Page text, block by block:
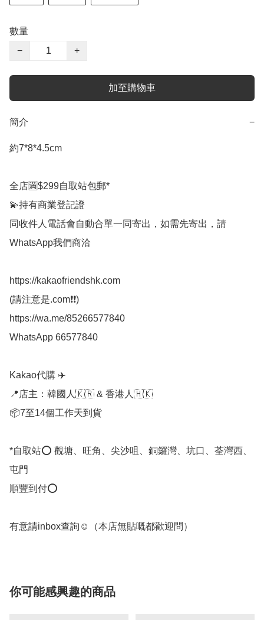
數量
−
+
加至購物車
簡介 −
約7*8*4.5cm
全店🈵$299自取站包郵*
💫持有商業登記證
同收件人電話會自動合單一同寄出，如需先寄出，請
WhatsApp我們商洽
https://kakaofriendshk.com
(請注意是.com❗❗)
https://wa.me/85266577840
WhatsApp 66577840
Kakao代購 ✈️
📍店主：韓國人🇰🇷 & 香港人🇭🇰
📦7至14個工作天到貨
*自取站⭕ 觀塘、旺角、尖沙咀、銅鑼灣、坑口、荃灣西、
屯門
順豐到付⭕
有意請inbox查詢☺️（本店無貼嘅都歡迎問） 
你可能感興趣的商品